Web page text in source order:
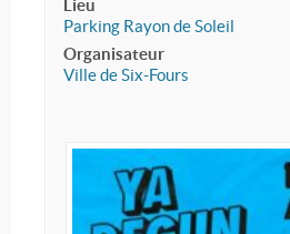
Lieu
Parking Rayon de Soleil
Organisateur
Ville de Six-Fours